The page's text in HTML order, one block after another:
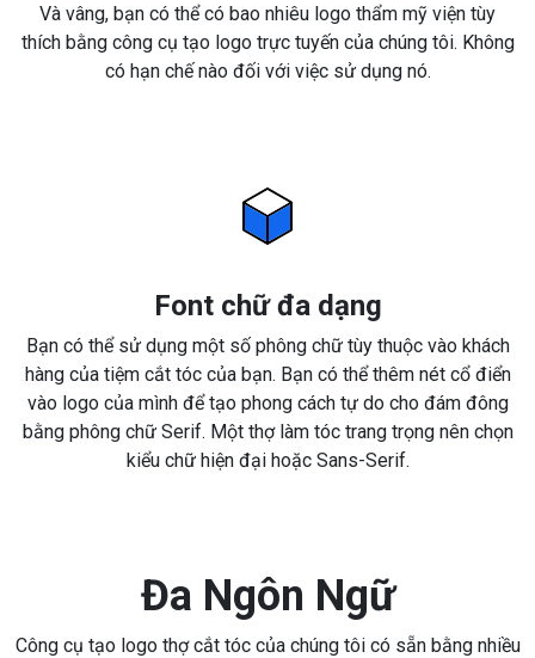
Và vâng, bạn có thể có bao nhiêu logo thẩm mỹ viện tùy
thích bằng công cụ tạo logo trực tuyến của chúng tôi. Không
có hạn chế nào đối với việc sử dụng nó.
Font chữ đa dạng
Bạn có thể sử dụng một số phông chữ tùy thuộc vào khách
hàng của tiệm cắt tóc của bạn. Bạn có thể thêm nét cổ điển
vào logo của mình để tạo phong cách tự do cho đám đông
bằng phông chữ Serif. Một thợ làm tóc trang trọng nên chọn
kiểu chữ hiện đại hoặc Sans-Serif.
Đa Ngôn Ngữ
Công cụ tạo logo thợ cắt tóc của chúng tôi có sẵn bằng nhiều